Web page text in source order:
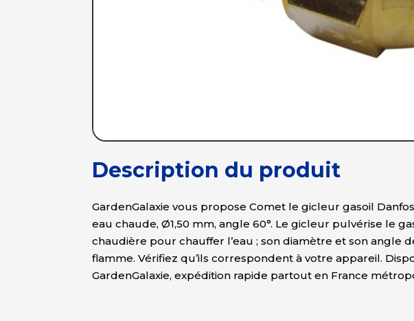
Description du produit
GardenGalaxie vous propose Comet le gicleur gasoil
eau chaude, Ø1,50 mm, angle 60°. Le gicleur pulvérise le
chaudière pour chauffer l’eau ; son diamètre et son angle
flamme. Vérifiez qu’ils correspondent à votre appareil.
GardenGalaxie, expédition rapide partout en France